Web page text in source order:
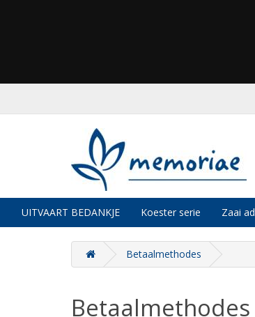
UITVAART BEDANKJE Koester serie Zaai
Betaalmethodes
Betaalmethodes